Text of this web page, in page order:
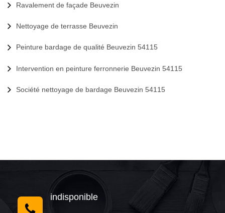
Ravalement de façade Beuvezin
Nettoyage de terrasse Beuvezin
Peinture bardage de qualité Beuvezin 54115
Intervention en peinture ferronnerie Beuvezin 54115
Société nettoyage de bardage Beuvezin 54115
indisponible